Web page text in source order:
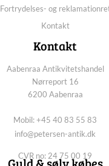
Fortrydelses- og
Kontakt
Kontakt
Aabenraa Antikvitetshandel
Nørreport 16
6200 Aabenraa
Mobil: +45 40 83 55 83
info@petersen-antik.dk
CVR no: 24 75 00 19